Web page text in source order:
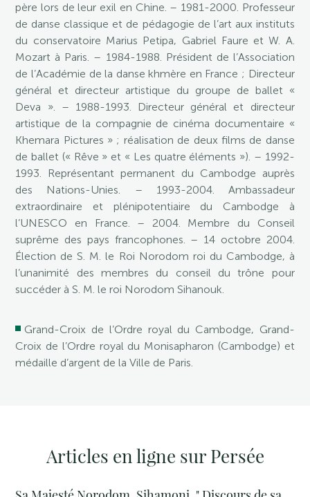
père lors de leur exil en Chine. – 1981-2000. Professeur
de danse classique et de pédagogie de l’art aux instituts
du conservatoire Marius Petipa, Gabriel Faure et W. A.
Mozart à Paris. – 1984-1988. Président de l’Association
de l’Académie de la danse khmère en France ; Directeur
général et directeur artistique du groupe de ballet «
Deva ». – 1988-1993. Directeur général et directeur
artistique de la compagnie de cinéma documentaire «
Khemara Pictures » ; réalisation de deux films de danse
de ballet (« Rêve » et « Les quatre éléments »). – 1992-
1993. Représentant permanent du Cambodge auprès
des Nations-Unies. – 1993-2004. Ambassadeur
extraordinaire et plénipotentiaire du Cambodge à
l’UNESCO en France. – 2004. Membre du Conseil
suprême des pays francophones. – 14 octobre 2004.
Élection de S. M. le Roi Norodom roi du Cambodge, à
l’unanimité des membres du conseil du trône pour
succéder à S. M. le roi Norodom Sihanouk.
Grand-Croix de l’Ordre royal du Cambodge, Grand-
Croix de l’Ordre royal du Monisapharon (Cambodge) et
médaille d’argent de la Ville de Paris.
Articles en ligne sur Persée